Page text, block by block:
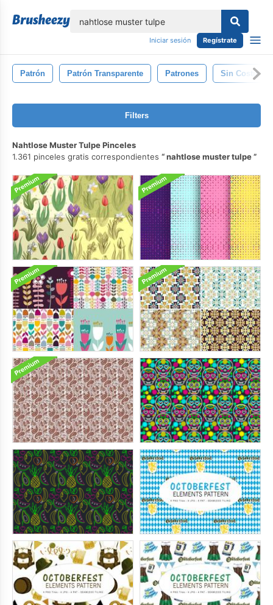
Iniciar sesión Regístrate
Patrón Patrón Transparente Patrones Sin Costura
Filters
Nahtlose Muster Tulpe Pinceles
1.361 pinceles gratis correspondientes
nahtlose muster tulpe